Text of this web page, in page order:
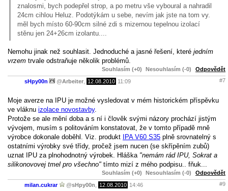
znalosmi, bych podepřel strop, a po metru vše vyboural a nahradil
24cm cihlou Heluz. Podotýkám u sebe, nevím jak jste na tom vy.
měl bych místo 60-90cm silné zdi s mizernou tepelnou izolací
stěnu jen 24+26cm izolantu....
Nemohu jinak než souhlasit. Jednoduché a jasné řešení, které jedním
vrzem trvale odstraňuje několik problémů.
Souhlasím (+0) Nesouhlasím (-0) Odpovědět
sHpy00n @Arbeiter 12.08.2010 11:09 #7
Moje averze na IPU je možné vysledovat v mém historickém příspěvku
ve vláknu izolace novostavby.
Protože se ale mění doba a s ní i člověk svými názory prochází jistým
vývojem, musím s politováním konstatovat, že v tomto případě mně
výrobce dokonale doběhl. Viz. produkt IPA V60 S35 plně srovnatelný s
ostatními výrobky své třídy, pročež jsem nucen (se skřípěním zubů)
uznat IPU za plnohodnotný výrobek. Hláška "nemám rád IPU, Sokrat a
silikonovovej tmel pro všechno" tímto mizí z mého podpisu.. fňuk...
Souhlasím (+0) Nesouhlasím (-0) Odpovědět
milan.cukrar @sHpy00n 12.08.2010 14:46 #9